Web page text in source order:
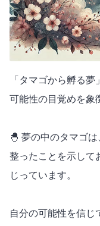
「タマゴから孵る
可能性の目覚めを象
🐣 夢の中のタマゴ
整ったことを示して
じっています。
自分の可能性を信じ